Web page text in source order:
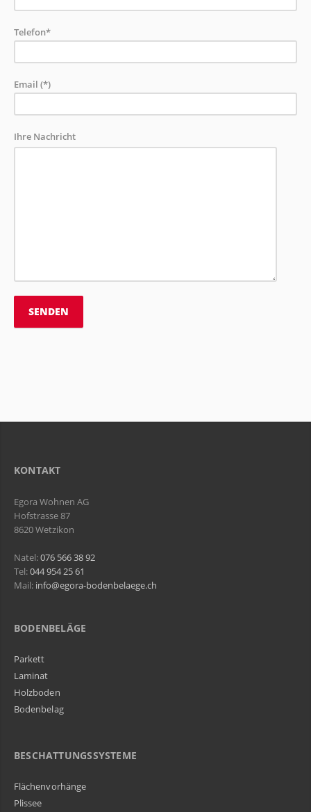
Telefon*
Email (*)
Ihre Nachricht
KONTAKT
Egora Wohnen AG
Hofstrasse 87
8620 Wetzikon
Natel:076 566 38 92
Tel:044 954 25 61
Mail: info@egora-bodenbelaege.ch
BODENBELÄGE
Parkett
Laminat
Holzboden
Bodenbelag
BESCHATTUNGSSYSTEME
Flächenvorhänge
Plissee